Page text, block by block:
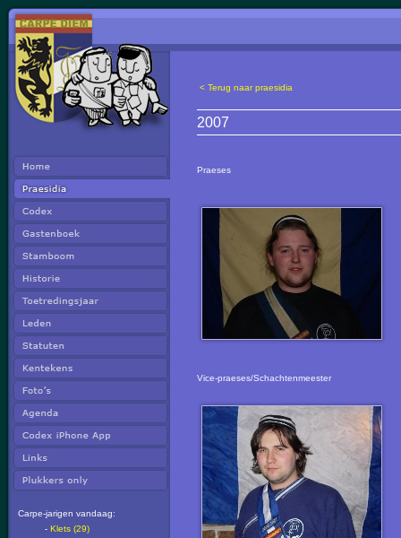
Carpe-jarigen vandaag:
- Klets (29)
< Terug naar praesidia
2007
Praeses
Vice-praeses/Schachtenmeester